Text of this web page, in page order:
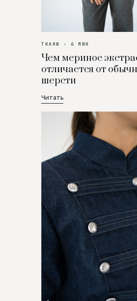
ТКАНИ · 6 МИН
Чем меринос
отличается от
шерсти
Читать